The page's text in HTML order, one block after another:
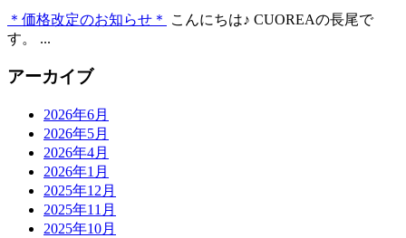
＊価格改定のお知らせ＊
こんにちは♪ CUOREAの長尾で
す。 ...
アーカイブ
2026年6月
2026年5月
2026年4月
2026年1月
2025年12月
2025年11月
2025年10月